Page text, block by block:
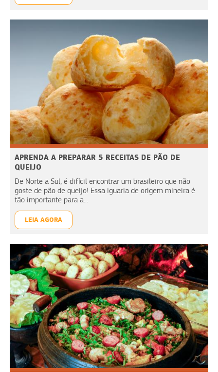
APRENDA A PREPARAR 5 RECEITAS DE PÃO DE
QUEIJO
De Norte a Sul, é difícil encontrar um brasileiro que não
goste de pão de queijo! Essa iguaria de origem mineira é
tão importante para a...
LEIA AGORA